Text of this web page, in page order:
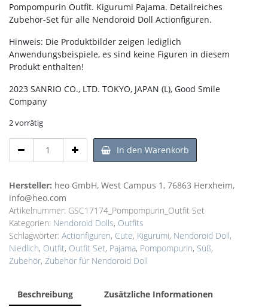
Pompompurin Outfit. Kigurumi Pajama. Detailreiches
Zubehör-Set für alle Nendoroid Doll Actionfiguren.
Hinweis: Die Produktbilder zeigen lediglich
Anwendungsbeispiele, es sind keine Figuren in diesem
Produkt enthalten!
2023 SANRIO CO., LTD. TOKYO, JAPAN (L), Good Smile
Company
2 vorrätig
Outfit
Nendoroid
Doll
Kigurumi
Pajamas
Menge
In den Warenkorb
Hersteller: heo GmbH, West Campus 1, 76863 Herxheim,
info@heo.com
Artikelnummer: GSC17174_Pompompurin_Outfit Set
Kategorien: Nendoroid Dolls, Outfits
Schlagwörter: Actionfiguren, Cute, Kigurumi, Nendoroid Doll,
Niedlich, Outfit, Outfit Set, Pajama, Pompompurin, Süß,
Zubehör, Zubehör für Nendoroid Doll
Beschreibung
Zusätzliche Informationen